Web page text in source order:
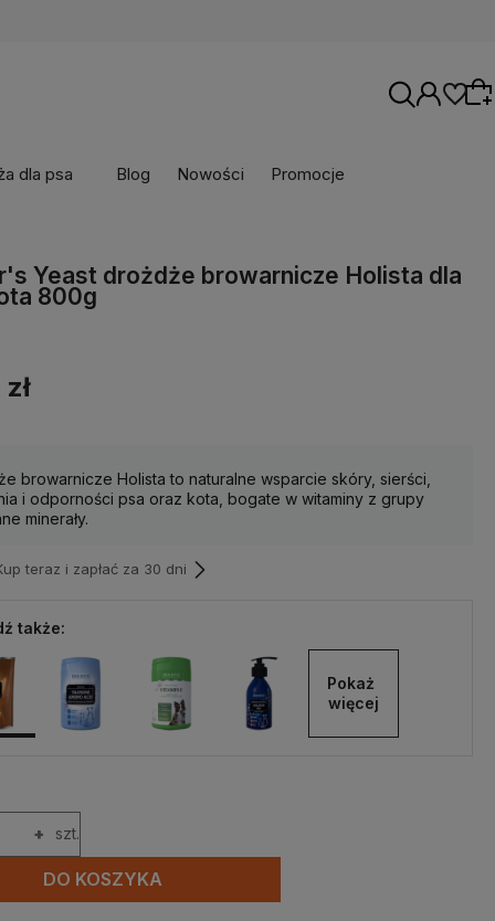
Wybierz coś dla siebie z naszej aktualnej
oferty lub zaloguj się, aby przywrócić dodane
dla psa Blog Nowości Promocje
Yeast drożdże browarnicze Holista dla
800g
browarnicze Holista to naturalne wsparcie skóry, sierści,
i odporności psa oraz kota, bogate w witaminy z grupy
minerały.
teraz i zapłać za 30 dni
także:
Pokaż
więcej
+ szt.
DO KOSZYKA